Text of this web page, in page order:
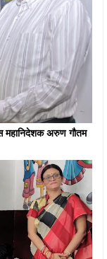
महानिदेशक अरुण गौतम